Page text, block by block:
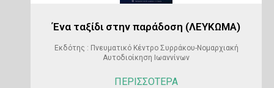
Ένα ταξίδι στην παράδοση (ΛΕΥΚΩΜΑ)
Εκδότης : Πνευματικό Κέντρο Συρράκου-Νομαρχιακή
Αυτοδιοίκηση Ιωαννίνων
ΠΕΡΙΣΣΟΤΕΡΑ